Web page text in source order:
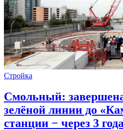
Стройка
Смольный:
зелёной линии до
станции − через 3 года